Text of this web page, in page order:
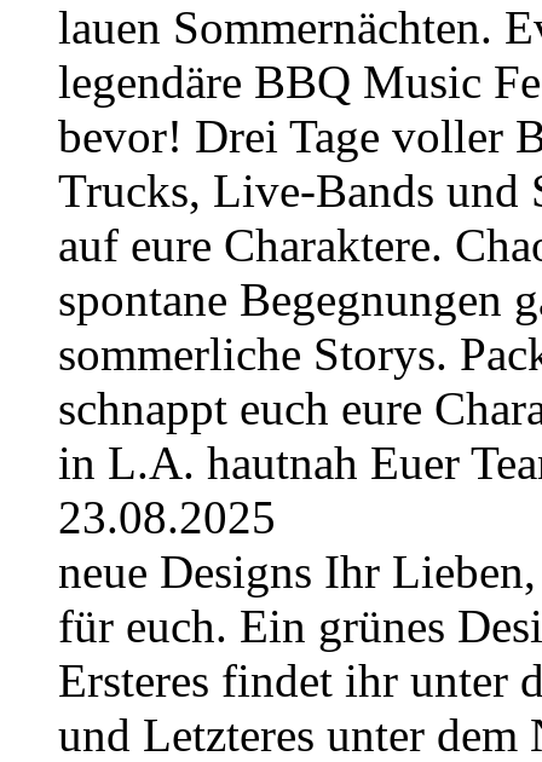
lauen Sommernächten.
legendäre BBQ Music
bevor! Drei Tage voller
Trucks, Live-Bands und
auf eure Charaktere.
spontane Begegnungen
sommerliche Storys.
schnappt euch eure
in L.A. hautnah Euer
23.08.2025
neue Designs Ihr
für euch. Ein grünes
Ersteres findet ihr unter
und Letzteres unter